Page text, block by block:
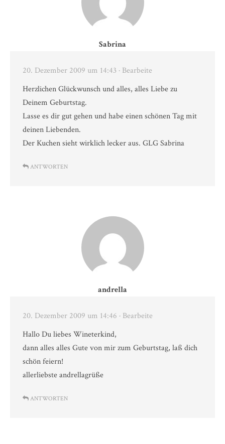
Sabrina
20. Dezember 2009 um 14:43 · Bearbeite
Herzlichen Glückwunsch und alles, alles Liebe zu
Deinem Geburtstag.
Lasse es dir gut gehen und habe einen schönen Tag mit
deinen Liebenden.
Der Kuchen sieht wirklich lecker aus. GLG Sabrina
ANTWORTEN
andrella
20. Dezember 2009 um 14:46 · Bearbeite
Hallo Du liebes Wineterkind,
dann alles alles Gute von mir zum Geburtstag, laß dich
schön feiern!
allerliebste andrellagrüße
ANTWORTEN